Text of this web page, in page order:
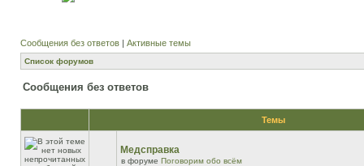
Сообщения без ответов | Активные темы
Список форумов
Сообщения без ответов
Темы
Медсправка
в форуме Поговорим обо всём